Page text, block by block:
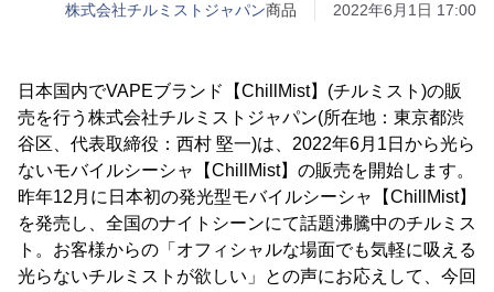
株式会社チルミストジャパン商品 2022年6月1日 17:00
日本国内でVAPEブランド【ChillMist】(チルミスト)の販
売を行う株式会社チルミストジャパン(所在地：東京都渋
谷区、代表取締役：西村 堅一)は、2022年6月1日から光ら
ないモバイルシーシャ【ChillMist】の販売を開始します。
昨年12月に日本初の発光型モバイルシーシャ【ChillMist】
を発売し、全国のナイトシーンにて話題沸騰中のチルミス
ト。お客様からの「オフィシャルな場面でも気軽に吸える
光らないチルミストが欲しい」との声にお応えして、今回